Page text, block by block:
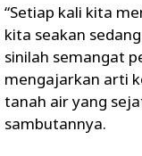
“Setiap kali kita
kita seakan
sinilah semangat
mengajarkan arti
tanah air yang
sambutannya.